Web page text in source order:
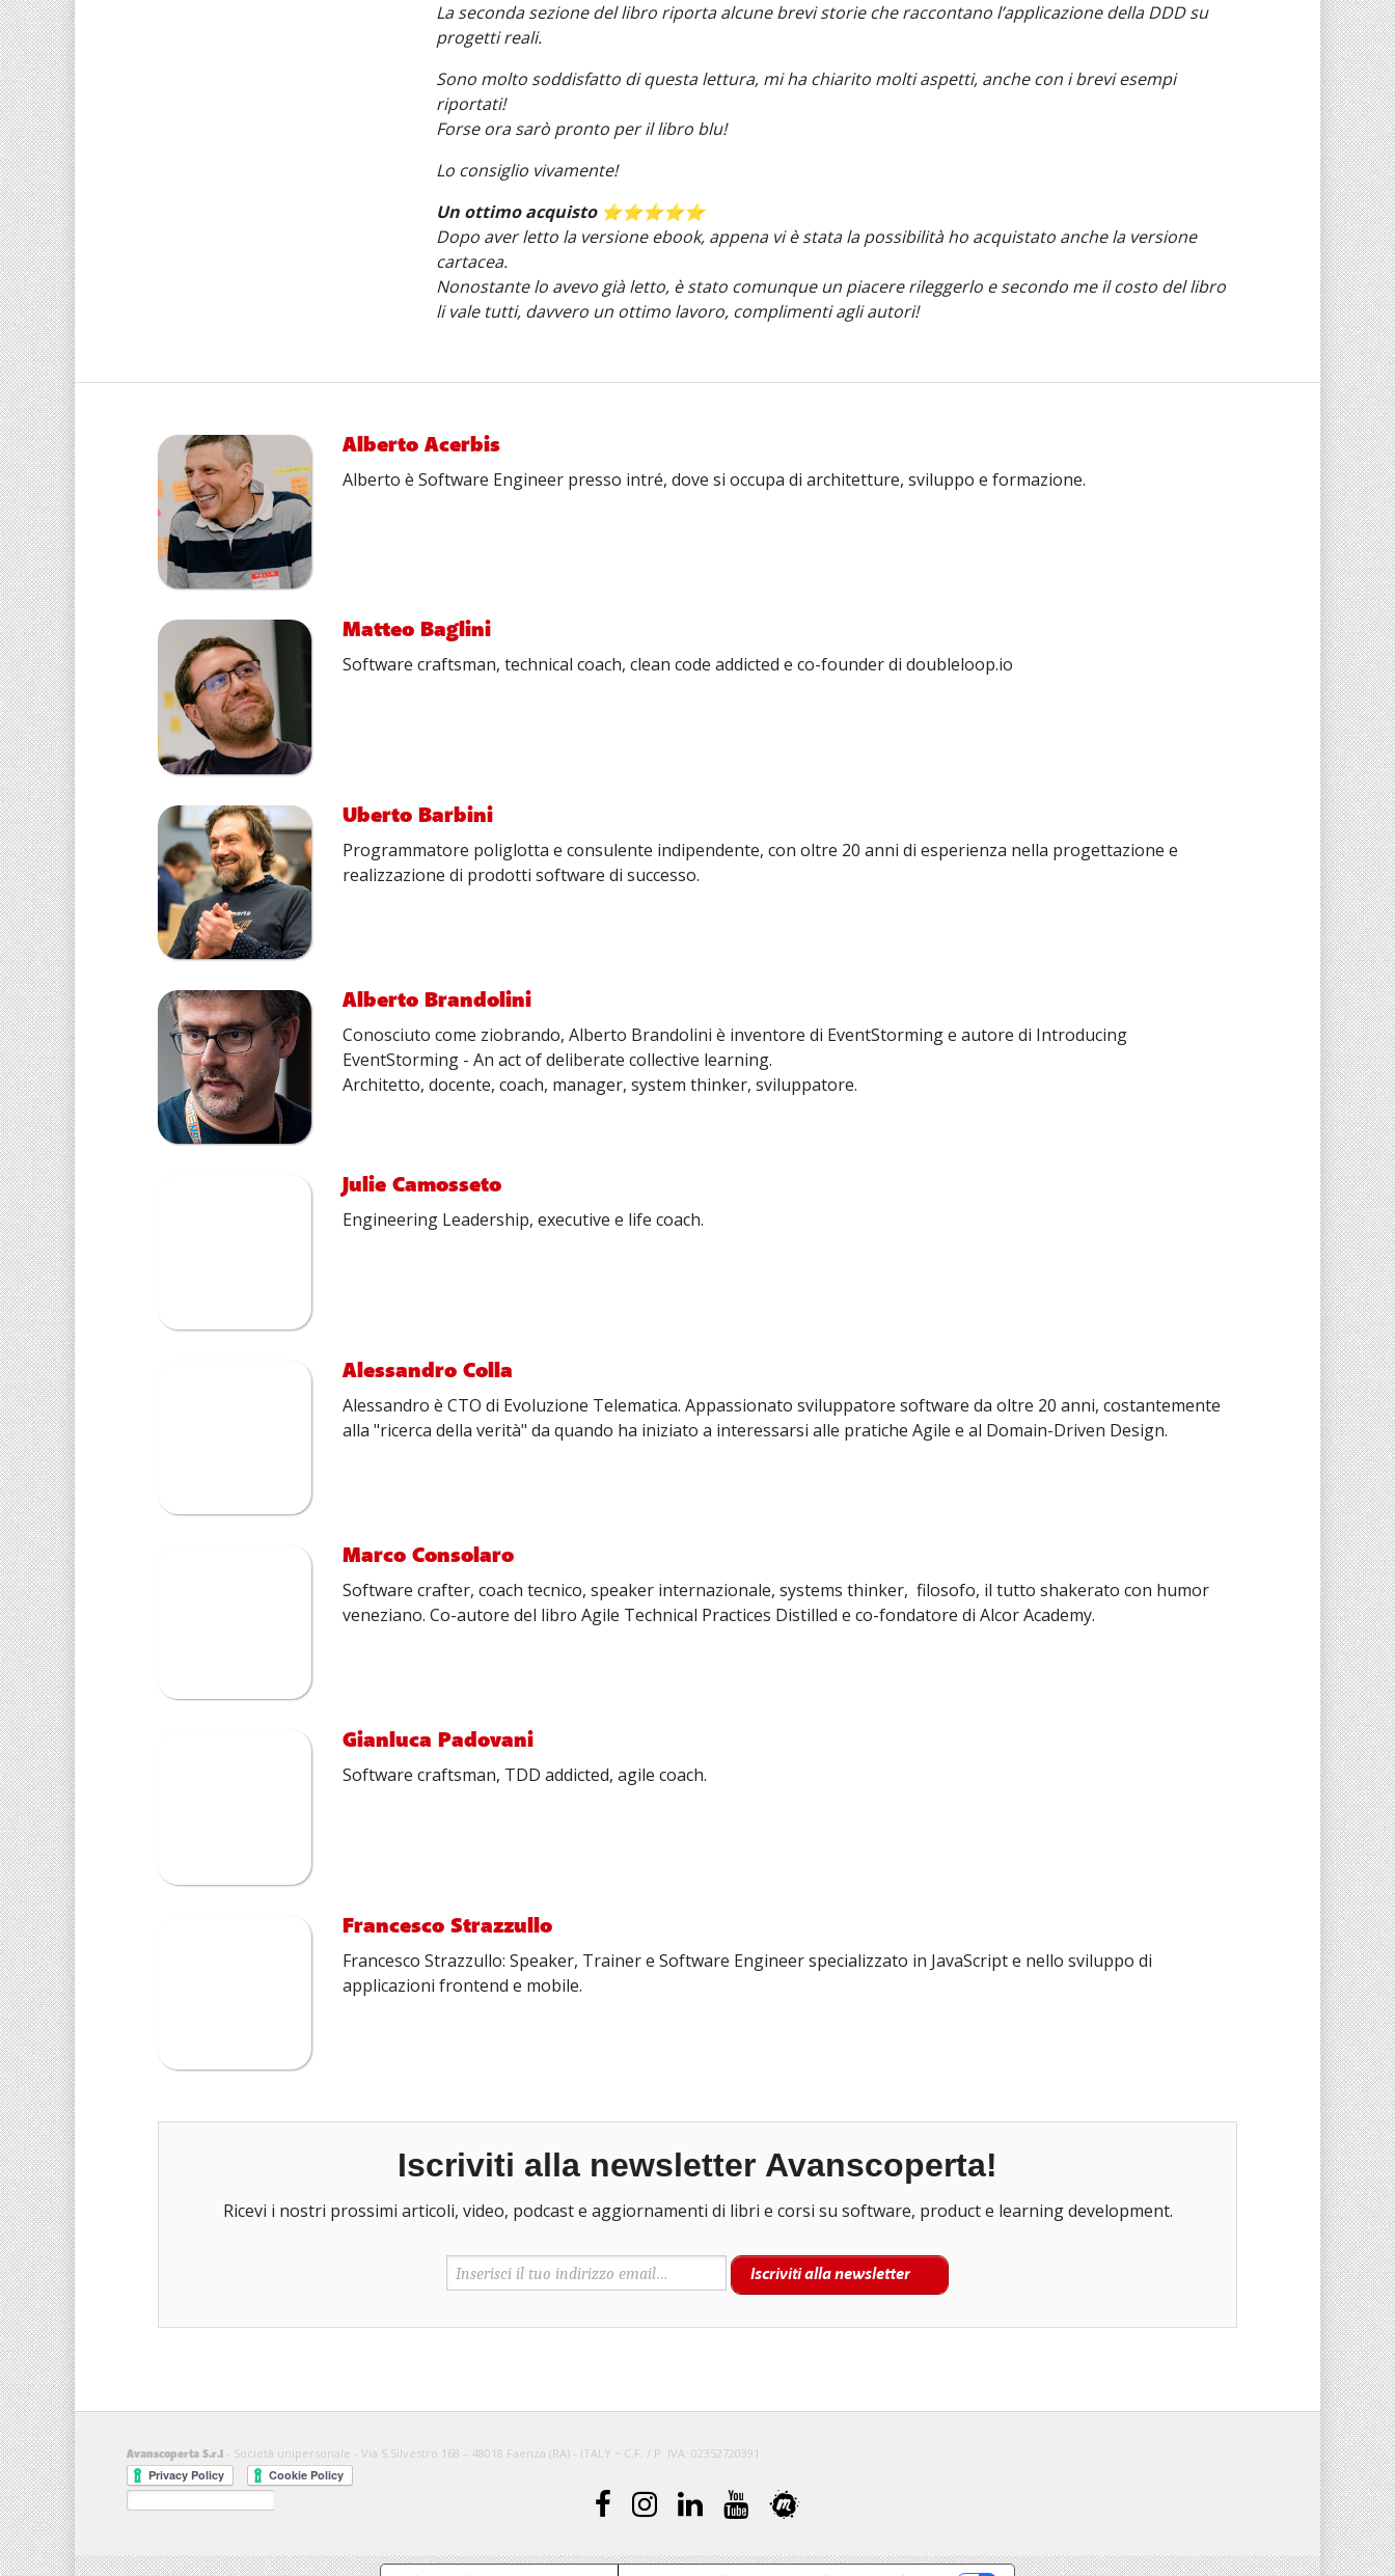
La seconda sezione del libro riporta alcune brevi storie che raccontano l’applicazione della DDD su
progetti reali.
Sono molto soddisfatto di questa lettura, mi ha chiarito molti aspetti, anche con i brevi esempi
riportati!
Forse ora sarò pronto per il libro blu!
Lo consiglio vivamente!
Un ottimo acquisto ⭐️⭐️⭐️⭐️⭐️
Dopo aver letto la versione ebook, appena vi è stata la possibilità ho acquistato anche la versione
cartacea.
Nonostante lo avevo già letto, è stato comunque un piacere rileggerlo e secondo me il costo del libro
li vale tutti, davvero un ottimo lavoro, complimenti agli autori!
Alberto Acerbis
Alberto è Software Engineer presso intré, dove si occupa di architetture, sviluppo e formazione.
Matteo Baglini
Software craftsman, technical coach, clean code addicted e co-founder di doubleloop.io
Uberto Barbini
Programmatore poliglotta e consulente indipendente, con oltre 20 anni di esperienza nella progettazione e
realizzazione di prodotti software di successo.
Alberto Brandolini
Conosciuto come ziobrando, Alberto Brandolini è inventore di EventStorming e autore di Introducing
EventStorming - An act of deliberate collective learning.
Architetto, docente, coach, manager, system thinker, sviluppatore.
Julie Camosseto
Engineering Leadership, executive e life coach.
Alessandro Colla
Alessandro è CTO di Evoluzione Telematica. Appassionato sviluppatore software da oltre 20 anni, costantemente
alla "ricerca della verità" da quando ha iniziato a interessarsi alle pratiche Agile e al Domain-Driven Design.
Marco Consolaro
Software crafter, coach tecnico, speaker internazionale, systems thinker, filosofo, il tutto shakerato con humor
veneziano. Co-autore del libro Agile Technical Practices Distilled e co-fondatore di Alcor Academy.
Gianluca Padovani
Software craftsman, TDD addicted, agile coach.
Francesco Strazzullo
Francesco Strazzullo: Speaker, Trainer e Software Engineer specializzato in JavaScript e nello sviluppo di
applicazioni frontend e mobile.
Iscriviti alla newsletter Avanscoperta!
Ricevi i nostri prossimi articoli, video, podcast e aggiornamenti di libri e corsi su software, product e learning development.
Iscriviti alla newsletter
Avanscoperta S.r.l - Società unipersonale - Via S.Silvestro 168 – 48018 Faenza (RA) - ITALY ~ C.F. / P. IVA: 02352720391